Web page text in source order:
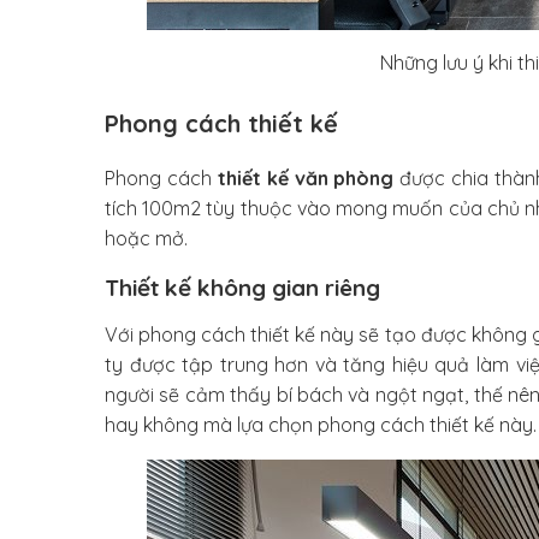
Những lưu ý khi
Phong cách thiết kế
Phong cách thiết kế văn phòng được chia
tích 100m2 tùy thuộc vào mong muốn của chủ
hoặc mở.
Thiết kế không gian riêng
Với phong cách thiết kế này sẽ tạo được không
ty được tập trung hơn và tăng hiệu quả làm
người sẽ cảm thấy bí bách và ngột ngạt, thế
hay không mà lựa chọn phong cách thiết kế này.